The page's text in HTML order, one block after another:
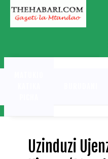
Skip
content
Uzinduzi